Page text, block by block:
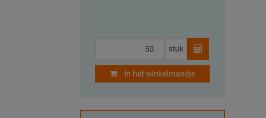
stuk
In het winkelmandje